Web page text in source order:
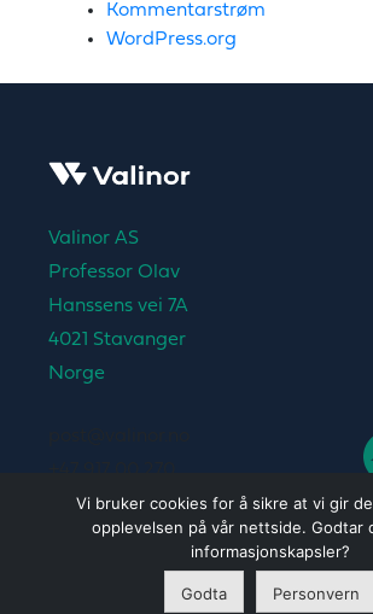
Kommentarstrøm
WordPress.org
Valinor AS
Professor Olav
Hanssens vei 7A
4021 Stavanger
Norge
Vi bruker cookies for å sikre at vi gir
opplevelsen på vår nettside. Godtar
informasjonskapsler?
Godta Personvern